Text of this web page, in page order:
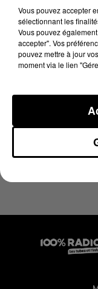
18 février 2025 - 4
LES INFOS DU
Vous pouvez accepter
sélectionnant les
Vous pouvez
accepter". Vos
pouvez mettre à jour
moment via le lien